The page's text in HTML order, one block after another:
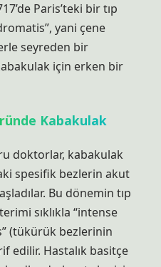
Paris’teki bir tıp
yani çene
seyreden bir
için erken bir
Kabakulak
doktorlar, kabakulak
spesifik bezlerin akut
Bu dönemin tıp
sıklıkla “intense
(tükürük bezlerinin
edilir. Hastalık basitçe